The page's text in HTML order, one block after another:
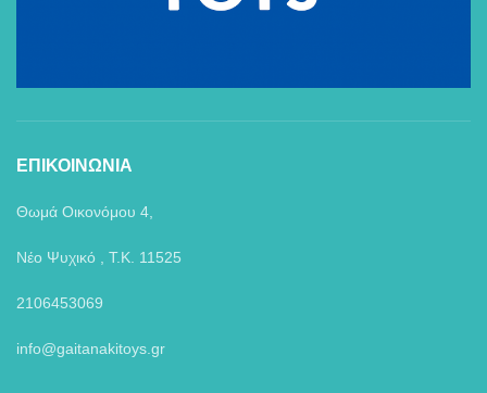
ΕΠΙΚΟΙΝΩΝΙΑ
Θωμά Οικονόμου 4,
Νέο Ψυχικό , Τ.Κ. 11525
2106453069
info@gaitanakitoys.gr